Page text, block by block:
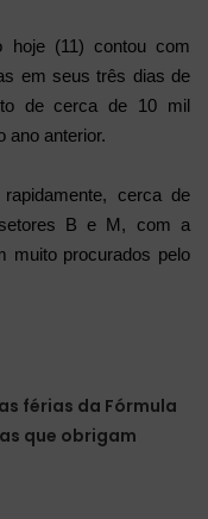
hoje (11) contou com
em seus três dias de
de cerca de 10 mil
ano anterior.
cerca de
B e M, com a
muito procurados pelo
férias da Fórmula
que obrigam